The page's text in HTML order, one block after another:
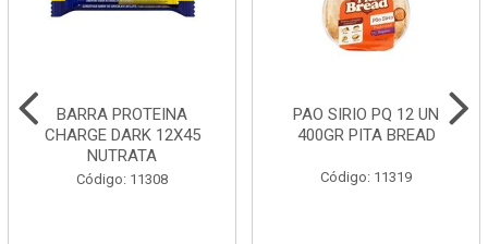
BARRA PROTEINA
CHARGE DARK 12X45
NUTRATA
Código: 11308
PAO SIRIO PQ 12 UN
400GR PITA BREAD
Código: 11319